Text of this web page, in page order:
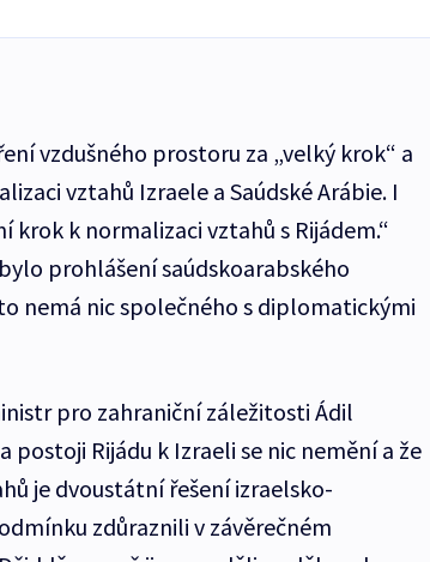
vzdušného prostoru za „velký krok“ a
vztahů Izraele a Saúdské Arábie. I
krok k normalizaci vztahů s Rijádem.“
prohlášení saúdskoarabského
nemá nic společného s diplomatickými
pro zahraniční záležitosti Ádil
postoji Rijádu k Izraeli se nic nemění a že
je dvoustátní řešení izraelsko-
zdůraznili v závěrečném